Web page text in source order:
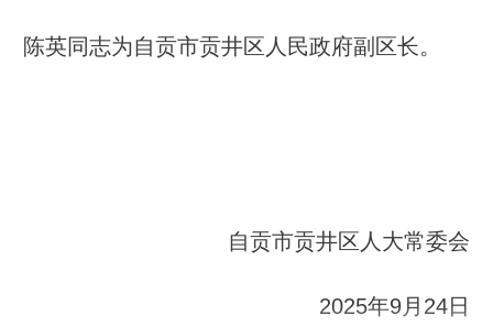
陈英同志为自贡市贡井区人民政府副区长。
自贡市贡井区人大常委会
2025年9月24日